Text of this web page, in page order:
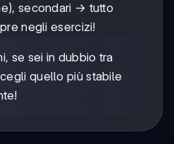
secondari → tutto
negli esercizi!
se sei in dubbio tra
quello più stabile